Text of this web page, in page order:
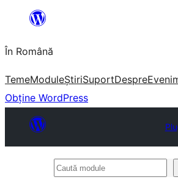
conținut
În Română
TemeModuleȘtiriSuportDespre
Obține WordPress
Caută